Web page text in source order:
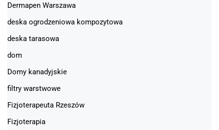
Dermapen Warszawa
deska ogrodzeniowa kompozytowa
deska tarasowa
dom
Domy kanadyjskie
filtry warstwowe
Fizjoterapeuta Rzeszów
Fizjoterapia